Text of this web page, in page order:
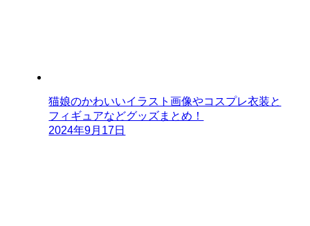
猫娘のかわいいイラスト画像やコスプレ衣装と
フィギュアなどグッズまとめ！
2024年9月17日